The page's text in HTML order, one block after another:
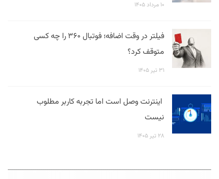
۱۰ مرداد ۱۴۰۵
فیلتر در وقت اضافه؛ فوتبال ۳۶۰ را چه کسی
متوقف کرد؟
۳۱ تیر ۱۴۰۵
اینترنت وصل است اما تجربه کاربر مطلوب
نیست
۲۸ تیر ۱۴۰۵